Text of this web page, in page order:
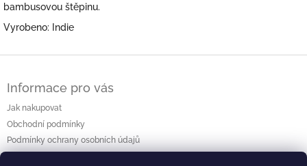
bambusovou štěpinu.
Vyrobeno: Indie
Informace pro vás
Jak nakupovat
Obchodní podmínky
Podmínky ochrany osobních údajů